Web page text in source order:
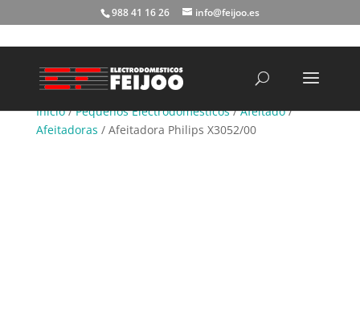
988 41 16 26 info@feijoo.es
Inicio/Pequeños Electrodomésticos/Afeitado/
Afeitadoras / Afeitadora Philips X3052/00